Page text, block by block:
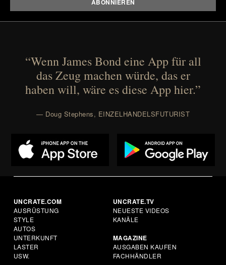
“Wenn James Bond eine App für all
das Zeug machen würde, das er
haben will, wäre es diese App hier.”
— Doug Stephens, EINZELHANDELSFUTURIST
UNCRATE.COM
AUSRÜSTUNG
STYLE
AUTOS
UNTERKUNFT
LASTER
USW.
UNCRATE.TV
NEUESTE VIDEOS
KANÄLE
MAGAZINE
AUSGABEN KAUFEN
FACHHÄNDLER